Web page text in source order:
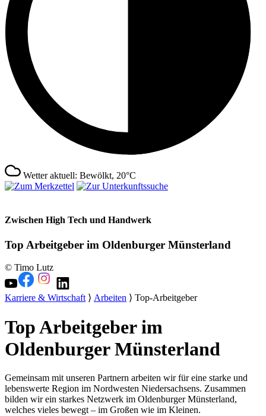
Wetter aktuell: Bewölkt, 20°C
Zwischen High Tech und Handwerk
Top Arbeitgeber im Oldenburger Münsterland
© Timo Lutz
Karriere & Wirtschaft⟩ Arbeiten ⟩ Top-Arbeitgeber
Top Arbeitgeber im
Oldenburger Münsterland
Gemeinsam mit unseren Partnern arbeiten wir für eine starke und
lebenswerte Region im Nordwesten Niedersachsens. Zusammen
bilden wir ein starkes Netzwerk im Oldenburger Münsterland,
welches vieles bewegt – im Großen wie im Kleinen.